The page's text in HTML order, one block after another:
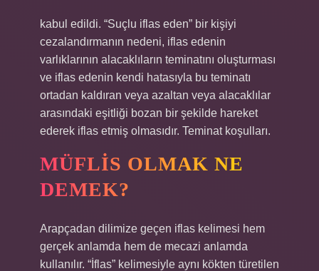
kabul edildi. “Suçlu iflas eden” bir kişiyi
cezalandırmanın nedeni, iflas edenin
varlıklarının alacaklıların teminatını oluşturması
ve iflas edenin kendi hatasıyla bu teminatı
ortadan kaldıran veya azaltan veya alacaklılar
arasındaki eşitliği bozan bir şekilde hareket
ederek iflas etmiş olmasıdır. Teminat koşulları.
MÜFLIS OLMAK NE
DEMEK?
Arapçadan dilimize geçen iflas kelimesi hem
gerçek anlamda hem de mecazi anlamda
kullanılır. “İflas” kelimesiyle aynı kökten türetilen